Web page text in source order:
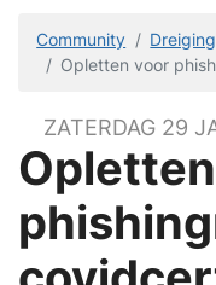
Community
Opletten voor
ZATERDAG 29